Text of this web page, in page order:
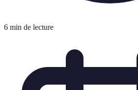
6 min de lecture